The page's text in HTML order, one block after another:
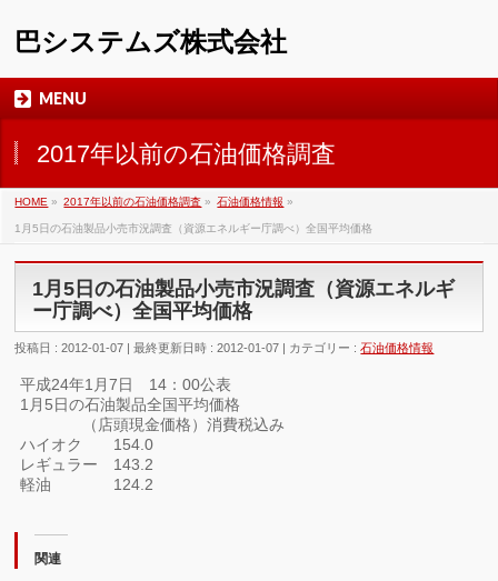
巴システムズ株式会社
MENU
2017年以前の石油価格調査
HOME » 2017年以前の石油価格調査 » 石油価格情報 »
1月5日の石油製品小売市況調査（資源エネルギー庁調べ）全国平均価格
1月5日の石油製品小売市況調査（資源エネルギ
ー庁調べ）全国平均価格
投稿日 : 2012-01-07 最終更新日時 : 2012-01-07 カテゴリー :石油価格情報
平成24年1月7日 14：00公表
1月5日の石油製品全国平均価格
（店頭現金価格）消費税込み
ハイオク 154.0
レギュラー 143.2
軽油 124.2
関連